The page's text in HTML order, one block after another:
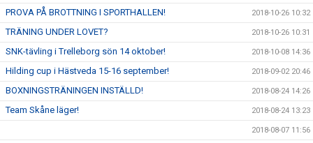
PROVA PÅ BROTTNING I SPORTHALLEN! 2018-10-26 10:32
TRÄNING UNDER LOVET? 2018-10-26 10:31
SNK-tävling i Trelleborg sön 14 oktober! 2018-10-08 14:36
Hilding cup i Hästveda 15-16 september! 2018-09-02 20:46
BOXNINGSTRÄNINGEN INSTÄLLD! 2018-08-24 14:26
Team Skåne läger! 2018-08-24 13:23
2018-08-07 11:56